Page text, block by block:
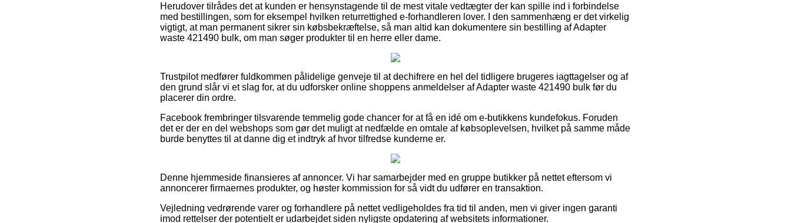
Herudover tilrådes det at kunden er hensynstagende til de mest vitale vedtægter der kan spille ind i forbindelse
med bestillingen, som for eksempel hvilken returrettighed e-forhandleren lover. I den sammenhæng er det virkelig
vigtigt, at man permanent sikrer sin købsbekræftelse, så man altid kan dokumentere sin bestilling af Adapter
waste 421490 bulk, om man søger produkter til en herre eller dame.
Trustpilot medfører fuldkommen pålidelige genveje til at dechifrere en hel del tidligere brugeres iagttagelser og af
den grund slår vi et slag for, at du udforsker online shoppens anmeldelser af Adapter waste 421490 bulk før du
placerer din ordre.
Facebook frembringer tilsvarende temmelig gode chancer for at få en idé om e-butikkens kundefokus. Foruden
det er der en del webshops som gør det muligt at nedfælde en omtale af købsoplevelsen, hvilket på samme måde
burde benyttes til at danne dig et indtryk af hvor tilfredse kunderne er.
Denne hjemmeside finansieres af annoncer. Vi har samarbejder med en gruppe butikker på nettet eftersom vi
annoncerer firmaernes produkter, og høster kommission for så vidt du udfører en transaktion.
Vejledning vedrørende varer og forhandlere på nettet vedligeholdes fra tid til anden, men vi giver ingen garanti
imod rettelser der potentielt er udarbejdet siden nyligste opdatering af websitets informationer.